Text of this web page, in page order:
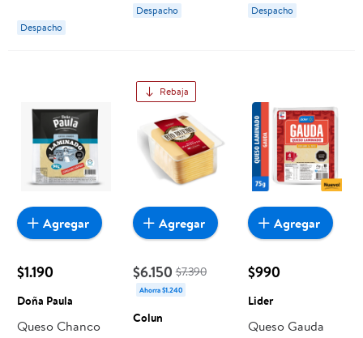
Despacho
Despacho Despacho
$1.190
Doña Paula
Queso Chanco
Agregar
Rebaja
$6.150 $7.390
Ahorra $1.240
Colun
Agregar
$990
Lider
Queso Gauda
Agregar